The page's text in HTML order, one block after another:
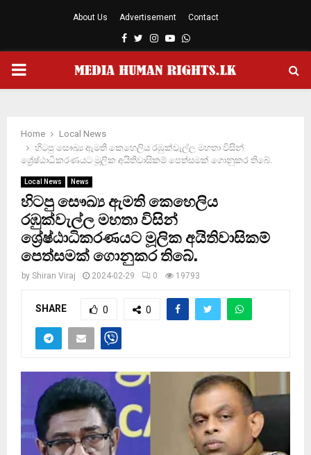
About Us Advertisement Contact
Facebook
TwitterInstagram
YoutubeWhatsapp
PRIMARY
Home
Local News
හිටපු සෞඛ්‍ය ඇමති කෙහෙලිය රඹුක්වැල්ල මහතා විසින්
ශ්‍රේෂ්ඨාධිකරණයට මූලික අයිතිවාසිකම් පෙත්සමක් ගොනුකර තිබේ.
Local News News
හිටපු සෞඛ්‍ය ඇමති කෙහෙලිය
රඹුක්වැල්ල මහතා විසින්
ශ්‍රේෂ්ඨාධිකරණයට මූලික අයිතිවාසිකම්
පෙත්සමක් ගොනුකර තිබේ.
by Shiran Viraj 2024-02-29 0 19793
SHARE 0 0